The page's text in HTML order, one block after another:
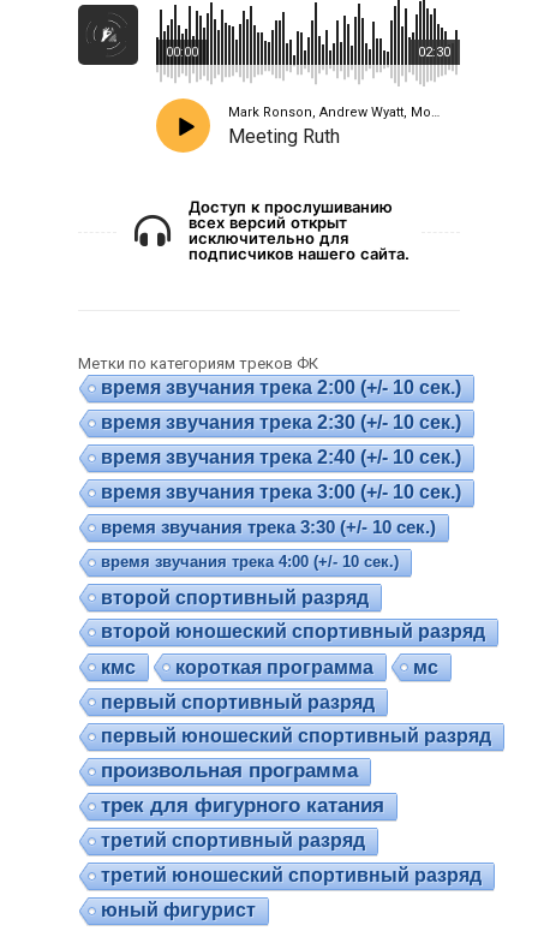
02:30
00:00
Mark Ronson, Andrew Wyatt, Molly Lewis
Meeting Ruth
Доступ к прослушиванию
всех версий открыт
исключительно для
подписчиков нашего сайта.
Метки по категориям треков ФК
время звучания трека 2:00 (+/- 10 сек.)
время звучания трека 2:30 (+/- 10 сек.)
время звучания трека 2:40 (+/- 10 сек.)
время звучания трека 3:00 (+/- 10 сек.)
время звучания трека 3:30 (+/- 10 сек.)
время звучания трека 4:00 (+/- 10 сек.)
второй спортивный разряд
второй юношеский спортивный разряд
кмс короткая программа
мс
первый спортивный разряд
первый юношеский спортивный разряд
произвольная программа
трек для фигурного катания
третий спортивный разряд
третий юношеский спортивный разряд
юный фигурист